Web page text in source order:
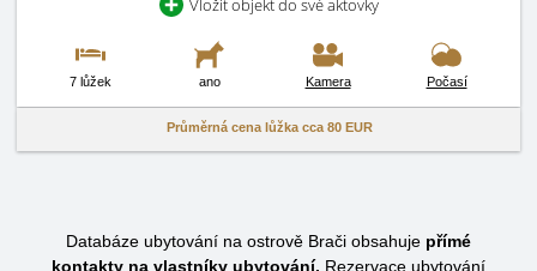
Vložit objekt do své aktovky
7 lůžek ano Kamera Počasí
Průměrná cena lůžka cca 80 EUR
Databáze ubytování na ostrově Brači obsahuje přímé
kontakty na vlastníky ubytování. Rezervace ubytování